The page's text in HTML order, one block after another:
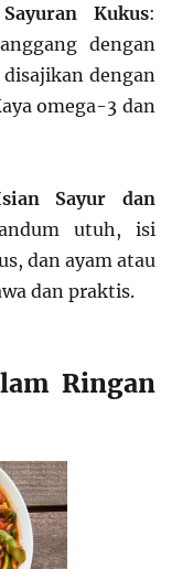
Kukus:
dengan
dengan
omega-3 dan
Sayur dan
utuh, isi
dan ayam atau
dan praktis.
Ringan